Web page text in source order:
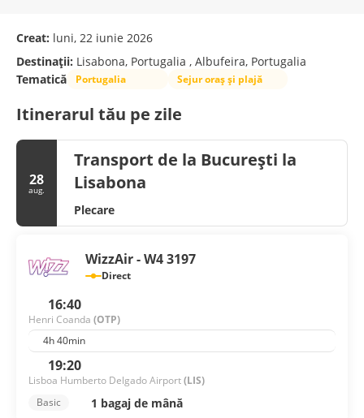
Creat: luni, 22 iunie 2026
Destinații: Lisabona, Portugalia , Albufeira, Portugalia
Tematică
Portugalia Sejur oraș și plajă
Itinerarul tău pe zile
28
aug.
Transport de la București la
Lisabona
Plecare
WizzAir - W4 3197
Direct
16:40
Henri Coanda (OTP)
4h 40min
19:20
Lisboa Humberto Delgado Airport(LIS)
Basic
1 bagaj de mână